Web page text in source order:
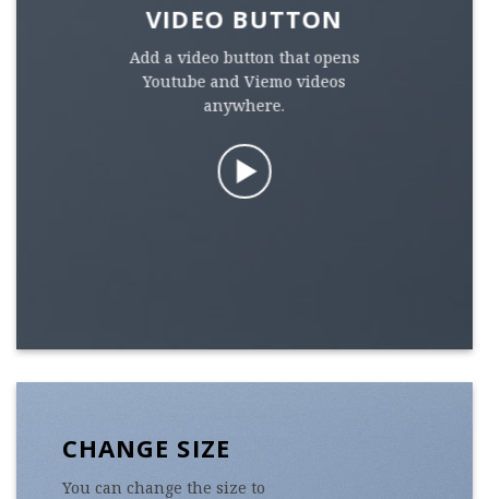
VIDEO BUTTON
Add a video button that opens
Youtube and Viemo videos
anywhere.
CHANGE SIZE
You can change the size to